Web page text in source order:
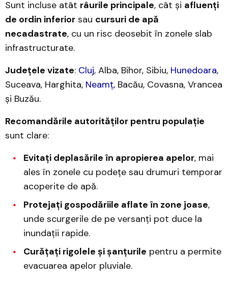
Sunt incluse atât râurile principale, cât și afluenți
de ordin inferior sau cursuri de apă
necadastrate, cu un risc deosebit în zonele slab
infrastructurate.
Județele vizate: Cluj, Alba, Bihor, Sibiu, Hunedoara,
Suceava, Harghita, Neamț, Bacău, Covasna, Vrancea
și Buzău.
Recomandările autorităților pentru populație
sunt clare:
Evitați deplasările în apropierea apelor, mai
ales în zonele cu podețe sau drumuri temporar
acoperite de apă.
Protejați gospodăriile aflate în zone joase,
unde scurgerile de pe versanți pot duce la
inundații rapide.
Curățați rigolele și șanțurile pentru a permite
evacuarea apelor pluviale.